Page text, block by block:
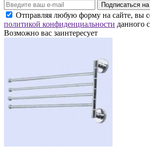
Подписаться
Отправляя любую форму на сайте, вы
политикой конфиденциальности данного
Возможно вас заинтересует